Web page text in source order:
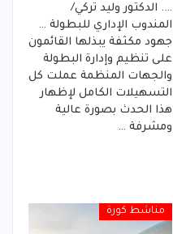
…. الدكتور وليد تركي/
المندوب الإداري للبطولة …
جهود مكثفة يبذلها القائمون
على تنظيم وإدارة البطولة
والجهات المنظمة عملت كل
التسهيلات الكامل لإظهار
هذا الحدث بصورة عالية
ومشرفة …
مناشط كورة